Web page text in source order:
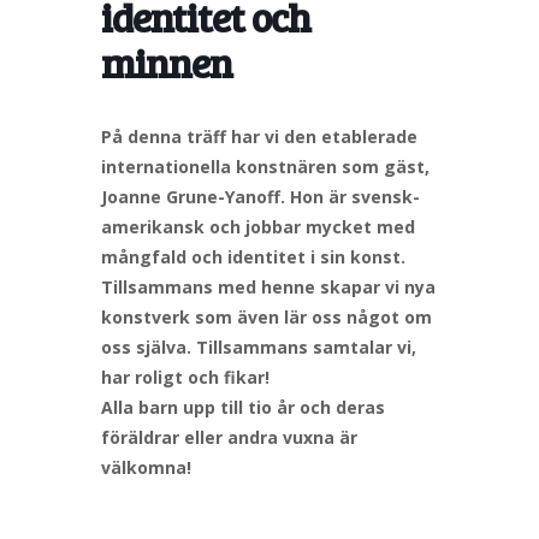
identitet och
minnen
På denna träff har vi den etablerade
internationella konstnären som gäst,
Joanne Grune-Yanoff. Hon är svensk-
amerikansk och jobbar mycket med
mångfald och identitet i sin konst.
Tillsammans med henne skapar vi nya
konstverk som även lär oss något om
oss själva. Tillsammans samtalar vi,
har roligt och fikar!
Alla barn upp till tio år och deras
föräldrar eller andra vuxna är
välkomna!